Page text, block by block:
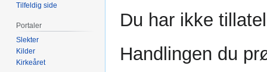
til
til
Du har ikke
Handlingen du
Tilfeldig side
Portaler
Slekter
Kilder
Kirkeåret